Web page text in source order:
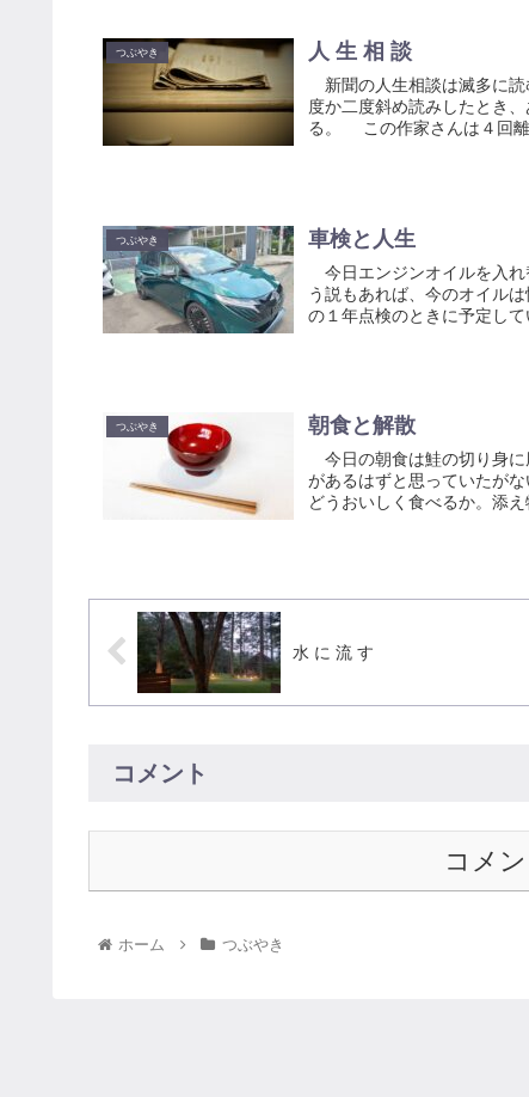
つぶやき 人 生 相 談
新聞の人生相談は滅多に読
度か二度斜め読みしたとき
る。 この作家さんは４回離
つぶやき 車検と人生
今日エンジンオイルを入れ
う説もあれば、今のオイル
の１年点検のときに予定し
つぶやき 朝食と解散
今日の朝食は鮭の切り身に
があるはずと思っていたが
どうおいしく食べるか。添
水 に 流 す
コメント
コメ
ホーム つぶやき